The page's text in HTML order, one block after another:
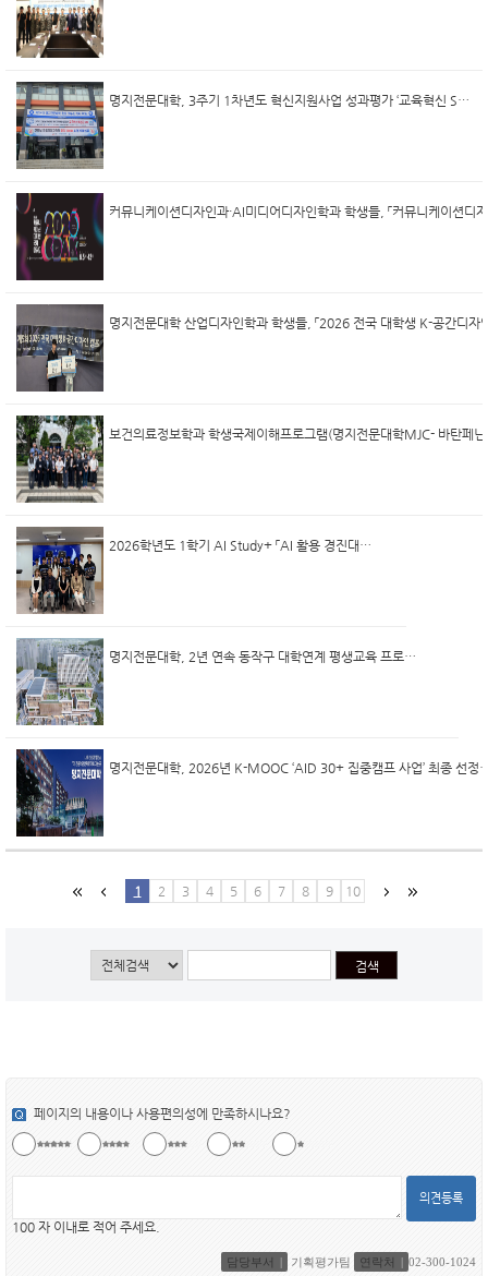
명지전문대학, 3주기 1차년도 혁신지원사업 성과평가 ‘교육혁신 S등급’ 획득
2026학년도 1학기 AI Study+ 「AI 활용 경진대회」 성료
명지전문대학, 2년 연속 동작구 대학연계 평생교육 프로그램 선정
1 2 3 4 5 6 7 8 9 10
페이지의 내용이나 사용편의성에 만족하시나요?
의견등록
100 자 이내로 적어 주세요.
담당부서 기획평가팀 연락처 02-300-1024